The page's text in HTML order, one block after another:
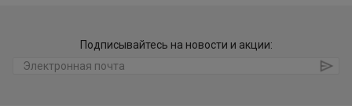
Подписывайтесь на новости и акции: